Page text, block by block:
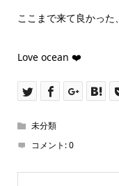
ここまで来て良かった、
Love ocean ❤️
未分類
コメント:0